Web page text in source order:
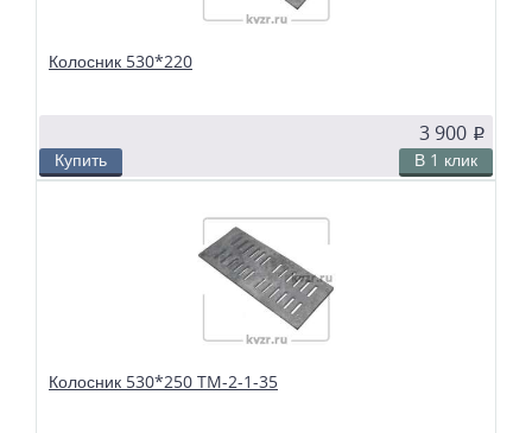
Колосник 530*220
3 900 p
Купить В 1 клик
Колосники чугунные 530*220 применяются в слоевых топках
твердотопливных водогрейных и паровых котлов. Чтобы поддерживать в
топке устойчивый слой горящего топлива, дров, угля или брикетов, из
колосников собираются колосниковые решетки.
Колосник 530*250 TM-2-1-35